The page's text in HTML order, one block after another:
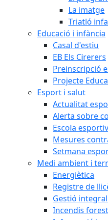
La imatge
Triatló
Educació i infància
Casal d'estiu
EB Els Cirerers
Preinscripció
Projecte
Esport i salut
Actualitat
Alerta sobre
Escola
Mesures
Setmana
Medi ambient i
Energiètica
Registre de
Gestió
Incendis